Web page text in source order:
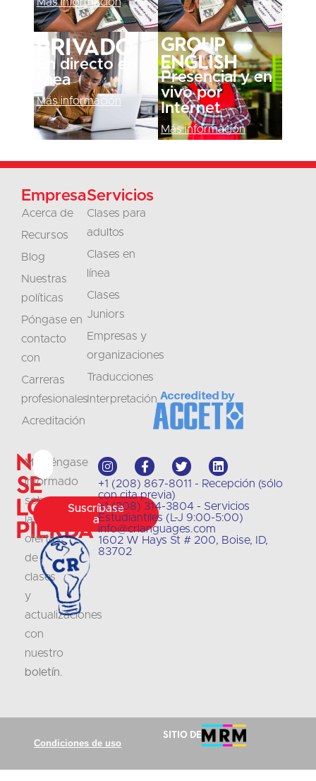
Privado
En directo en
línea
Más información
Group
English
Presencial y en
vivo por
Internet
Más información
No
se
lo
pierda
Manténgase
informado
sobre
las
ofertas
de
clases
y
actualizaciones
con
nuestro
boletín.
Suscríbase
a
+1 (208) 867-8011 - Recepción (sólo
con cita previa)
+1 (208) 314-3804 - Servicios
Estudiantiles (L-J 9:00-5:00)
info@crlanguages.com
1602 W Hays St # 200, Boise, ID,
83702
Empresa
Acerca de
Recursos
Blog
Nuestras
políticas
Póngase en
contacto
con
Carreras
profesionales
Acreditación
Servicios
Clases para
adultos
Clases en
línea
Clases
Juniors
Empresas y
organizaciones
Traducciones
Interpretación
Condiciones de uso
Sitio de